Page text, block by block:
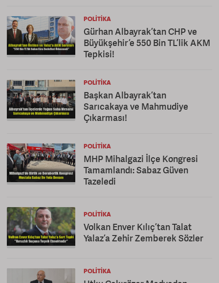
POLITIKA
Gürhan Albayrak’tan CHP ve
Büyükşehir’e 550 Bin TL’lik AKM
Tepkisi!
POLITIKA
Başkan Albayrak’tan
Sarıcakaya ve Mahmudiye
Çıkarması!
POLITIKA
MHP Mihalgazi İlçe Kongresi
Tamamlandı: Sabaz Güven
Tazeledi
POLITIKA
Volkan Enver Kılıç’tan Talat
Yalaz’a Zehir Zemberek Sözler
POLITIKA